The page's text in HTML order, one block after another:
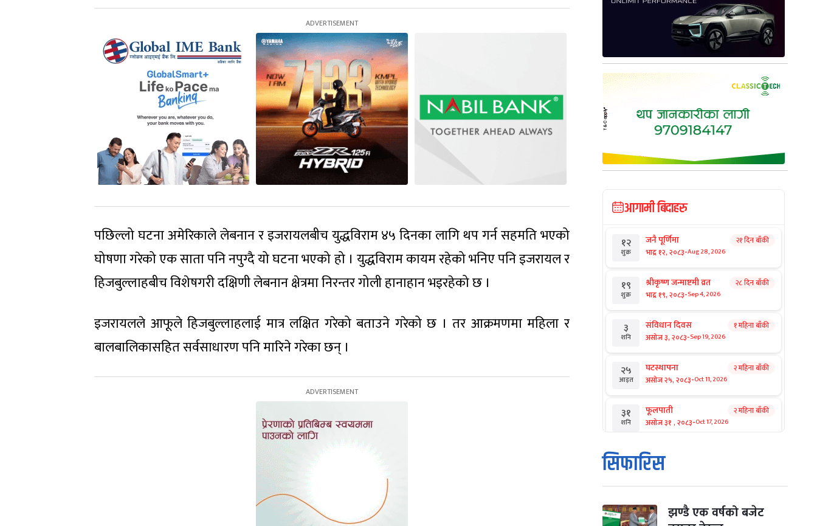
पछिल्लो घटना अमेरिकाले लेबनान र इजरायलबीच युद्धविराम ४५ दिनका लागि थप गर्न सहमति भएको
घोषणा गरेको एक साता पनि नपुग्दै यो घटना भएको हो । युद्धविराम कायम रहेको भनिए पनि इजरायल र
हिजबुल्लाहबीच विशेषगरी दक्षिणी लेबनान क्षेत्रमा निरन्तर गोली हानाहान भइरहेको छ ।
इजरायलले आफूले हिजबुल्लाहलाई मात्र लक्षित गरेको बताउने गरेको छ । तर आक्रमणमा महिला र
बालबालिकासहित सर्वसाधारण पनि मारिने गरेका छन् ।
आगामी बिदाहरु
१२
शुक्र
जनै पूर्णिमा
भाद्र १२, २०८३-Aug 28, 2026
२१ दिन बाँकी
१९
शुक्र
श्रीकृष्ण जन्माष्टमी व्रत
भाद्र १९, २०८३-Sep 4, 2026
२८ दिन बाँकी
३
शनि
संविधान दिवस
असोज ३, २०८३-Sep 19, 2026
१ महिना बाँकी
२५
आइत
घटस्थापना
असोज २५, २०८३-Oct 11, 2026
२ महिना बाँकी
३१
शनि
फूलपाती
असोज ३१ , २०८३-Oct 17, 2026
२ महिना बाँकी
१
आइत
कार्तिक सङ्क्रान्ति
कार्तिक १, २०८३
मंगल कार्तिक ३, २०८३ -Oct 20, 2026
सिफारिस
झण्डै एक वर्षको बजेट